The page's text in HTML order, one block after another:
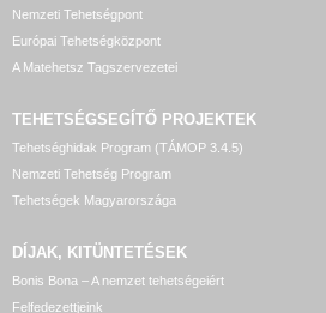
Nemzeti Tehetségpont
Európai Tehetségközpont
A Matehetsz Tagszervezetei
TEHETSÉGSEGÍTŐ PROJEKTEK
Tehetséghidak Program (TÁMOP 3.4.5)
Nemzeti Tehetség Program
Tehetségek Magyarországa
DÍJAK, KITÜNTETÉSEK
Bonis Bona – A nemzet tehetségeiért
Felfedezettjeink